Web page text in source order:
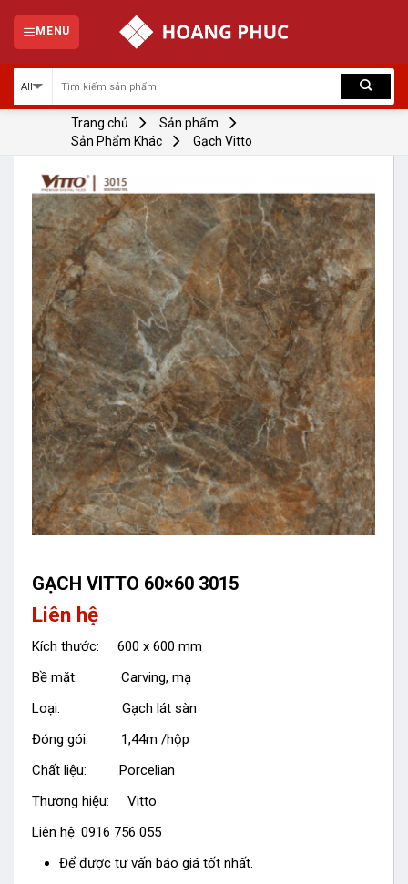
content
MENU
Trang chủ
Sản phẩm
Sản Phẩm Khác
Gạch Vitto
GẠCH VITTO 60×60 3015
Liên hệ
Kích thước: 600 x 600 mm
Bề mặt: Carving, mạ
Loại: Gạch lát sàn
Đóng gói: 1,44m /hộp
Chất liệu: Porcelian
Thương hiệu: Vitto
Liên hệ: 0916 756 055
Để được tư vấn báo giá tốt nhất.